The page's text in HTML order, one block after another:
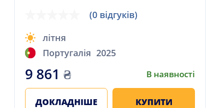
(0 відгуків)
літня
Португалія 2025
9 861 ₴ В наявності
ДОКЛАДНІШЕ КУПИТИ